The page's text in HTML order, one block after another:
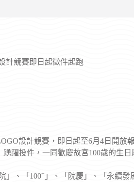
計競賽即日起徵件起跑
設計競賽，即日起至6月4日開放
躍投件，一同歡慶故宮100歲的生日
」、「100+ 」、「院慶」、「永續發